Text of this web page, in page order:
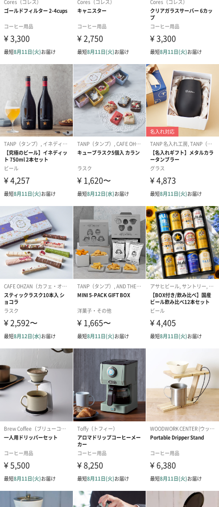
「キキマグ」は美濃焼のなかでも代表的な「織部」「志野」「黄
瀬戸」「瀬戸黒」の色を現代的に再現した4色をラインナップして
います。
グリーン：「織部」。緑色の釉をかけた「青織部」が最も有名
で、形や文様の斬新さも特徴です。
イエロー：「黄瀬戸」。淡黄色の釉をかけており質感は柔らかみ
があり、落ち着いた黄色の色をしています。
ホワイト：「志野」。白い釉を厚く施し柔らかみがあり、その釉
は均一ではなく、不完全な中にそれぞれ個性があることが魅力で
す。
ブラック：「瀬戸黒」。焼成中の釉薬が溶けている途中に窯から
引き出し、急冷させて黒く発色させていることから「引出黒(ひき
だしぐろ)」とも呼ばれています。
どなたでも使いやすい4色のラインナップからお選びいただけま
す。
Cores（コレス）シングルカップゴールドフィルター
美味しい一杯にこだわったゴールドフィルター
至福の一杯を、手軽に。
シングルカップゴールドフィルターは、美味しい一杯にこだわっ
た純金メッキのフィルターです。
好きな豆をセットしてお湯を注ぐだけで、誰でも簡単に楽しめま
す。
金属フィルターは豆本来の特徴がダイレクトに抽出されるためペ
ーパーフィルターとは香味が変わります。
特にゴールドフィルターはメッシュが純金コーティングされてい
るため化学変化に強く、味と香りに対して最も影響が少ないフィ